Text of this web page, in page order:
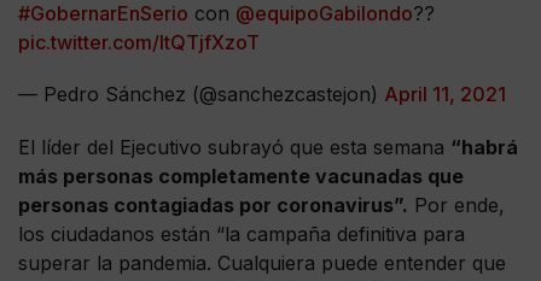
#GobernarEnSerio con @equipoGabilondo??
pic.twitter.com/ItQTjfXzoT
— Pedro Sánchez (@sanchezcastejon) April 11, 2021
El líder del Ejecutivo subrayó que esta semana “habrá
más personas completamente vacunadas que
personas contagiadas por coronavirus”. Por ende,
los ciudadanos están “la campaña definitiva para
superar la pandemia. Cualquiera puede entender que